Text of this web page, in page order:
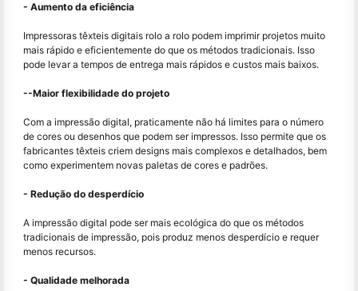
- Aumento da eficiência
Impressoras têxteis digitais rolo a rolo podem imprimir projetos muito
mais rápido e eficientemente do que os métodos tradicionais. Isso
pode levar a tempos de entrega mais rápidos e custos mais baixos.
--Maior flexibilidade do projeto
Com a impressão digital, praticamente não há limites para o número
de cores ou desenhos que podem ser impressos. Isso permite que os
fabricantes têxteis criem designs mais complexos e detalhados, bem
como experimentem novas paletas de cores e padrões.
- Redução do desperdício
A impressão digital pode ser mais ecológica do que os métodos
tradicionais de impressão, pois produz menos desperdício e requer
menos recursos.
- Qualidade melhorada